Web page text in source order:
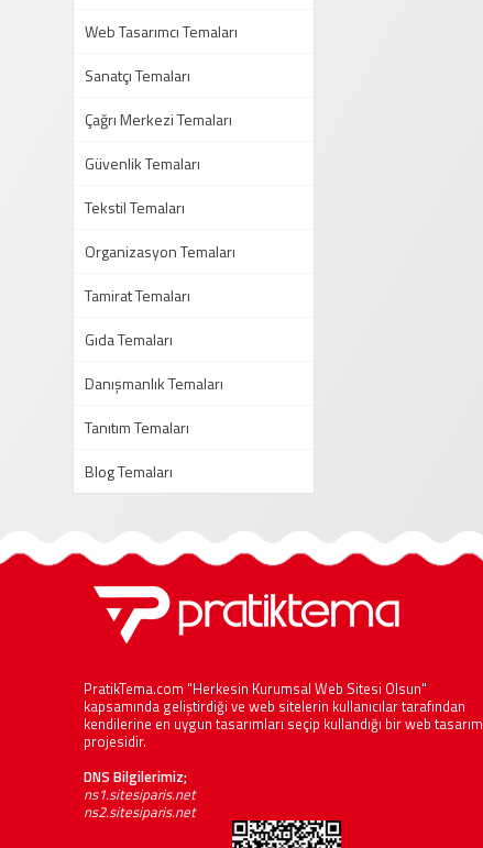
Web Tasarımcı Temaları
Sanatçı Temaları
Çağrı Merkezi Temaları
Güvenlik Temaları
Tekstil Temaları
Organizasyon Temaları
Tamirat Temaları
Gıda Temaları
Danışmanlık Temaları
Tanıtım Temaları
Blog Temaları
PratikTema.com "Herkesin Kurumsal Web Sitesi Olsun"
kapsamında geliştirdiği ve web sitelerin kullanıcılar tarafından
kendilerine en uygun tasarımları seçip kullandığı bir web tasarım
projesidir.
DNS Bilgilerimiz;
ns1.sitesiparis.net
ns2.sitesiparis.net